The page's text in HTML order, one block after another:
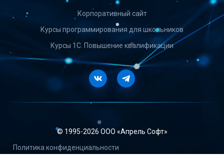
Корпоративный сайт
Курсы программирования для школьников
Курсы 1С. Повышение квалификации
VkontakteTelegram
© 1995-2026 ООО «Апрель Софт»
Политика конфиденциальности